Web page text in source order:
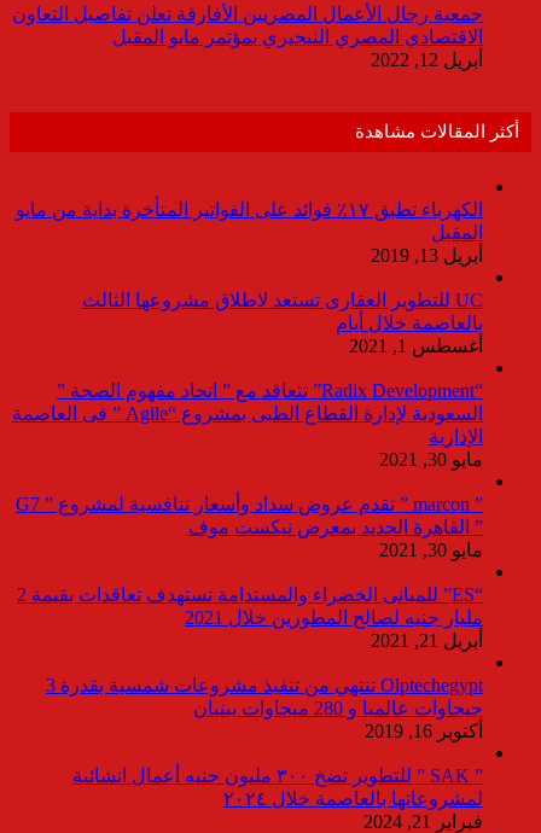
جمعية رجال الأعمال المصريين الأفارقة تعلن تفاصيل التعاون
الاقتصادي المصري النيجيري بمؤتمر مايو المقبل
أبريل 12, 2022
أكثر المقالات مشاهدة
الكهرباء تطبق ١٧٪ فوائد على الفواتير المتأخرة بداية من مايو
المقبل
أبريل 13, 2019
UC للتطوير العقارى تستعد لاطلاق مشروعها الثالث
بالعاصمة خلال أيام
أغسطس 1, 2021
“Radix Development” تتعاقد مع ” اتحاد مفهوم الصحة ”
السعودية لإدارة القطاع الطبى بمشروع “Agile ” فى العاصمة
الإدارية
مايو 30, 2021
” marcon ” تقدم عروض سداد وأسعار تنافسية لمشروع ” G7
” القاهرة الجديد بمعرض نيكست موف
مايو 30, 2021
“ES” للمبانى الخضراء والمستدامة تستهدف تعاقدات بقيمة 2
مليار جنيه لصالح المطورين خلال 2021
أبريل 21, 2021
Olptechegypt تنتهي من تنفيذ مشروعات شمسية بقدرة 3
جيجاوات عالميا و 280 ميجاوات ببنبان
أكتوبر 16, 2019
” SAK ” للتطوير تضخ ٣٠٠ مليون جنيه أعمال انشائية
لمشروعاتها بالعاصمة خلال ٢٠٢٤
فبراير 21, 2024